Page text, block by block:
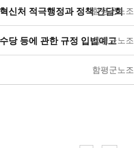
신처 적극행정과 정책 간담회
함평군노조
당 등에 관한 규정 입법예고
함평군노조
함평군노조